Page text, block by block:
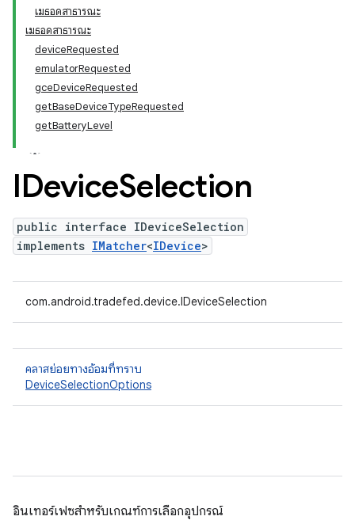
เมธอดสาธารณะ
เมธอดสาธารณะ
deviceRequested
emulatorRequested
gceDeviceRequested
getBaseDeviceTypeRequested
getBatteryLevel
IDeviceSelection
public interface IDeviceSelection
implements IMatcher<IDevice>
com.android.tradefed.device.IDeviceSelection
คลาสย่อยทางอ้อมที่ทราบ
DeviceSelectionOptions
อินเทอร์เฟซสำหรับเกณฑ์การเลือกอุปกรณ์